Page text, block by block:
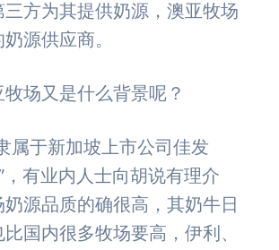
方为其提供奶源，澳亚牧场
源供应商。
场又是什么背景呢？
属于新加坡上市公司佳发
，有业内人士向胡说有理介
源品质的确很高，其奶牛日
国内很多牧场要高，伊利、